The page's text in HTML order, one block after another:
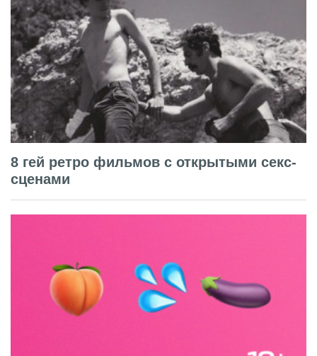
8 гей ретро фильмов с открытыми секс-
сценами